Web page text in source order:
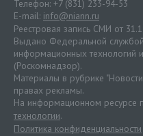
Телефон: +7 (831) 233-94-53
E-mail: info@niann.ru
Реестровая запись СМИ от
Выдано Федеральной
информационных технологий
(Роскомнадзор).
Материалы в рубрике
правах рекламы.
На информационном ресурсе
технологии.
Политика конфиденциальности